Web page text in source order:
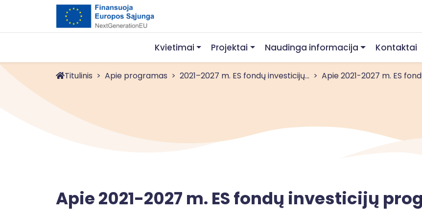
Kvietimai Projektai Naudinga informacija Kontaktai
Titulinis Apie programas 2021–2027 m. ES fondų investicijų... Apie 2021-2027 m. ES
Apie 2021-2027 m. ES fondų investicijų